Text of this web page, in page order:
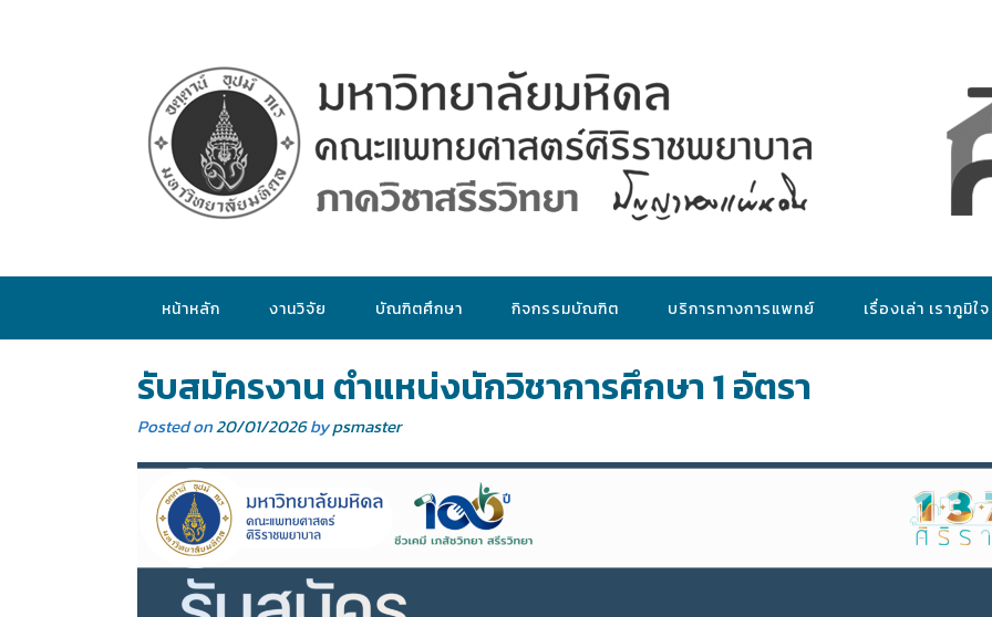
หน้าหลัก งานวิจัย บัณฑิตศึกษา กิจกรรมบัณฑิต บริการทางการแพทย์ เรื่องเล่า เราภูมิใจ
รับสมัครงาน ตำแหน่งนักวิชาการศึกษา 1 อัตรา
Posted on20/01/2026bypsmaster